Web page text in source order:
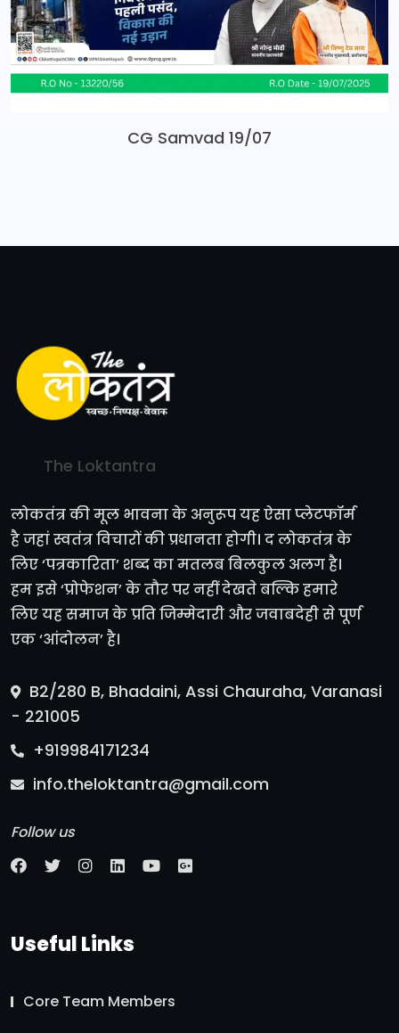
CG Samvad 19/07
The Loktantra
लोकतंत्र की मूल भावना के अनुरूप यह ऐसा प्लेटफॉर्म
है जहां स्वतंत्र विचारों की प्रधानता होगी। द लोकतंत्र के
लिए ‘पत्रकारिता’ शब्द का मतलब बिलकुल अलग है।
हम इसे ‘प्रोफेशन’ के तौर पर नहीं देखते बल्कि हमारे
लिए यह समाज के प्रति जिम्मेदारी और जवाबदेही से पूर्ण
एक ‘आंदोलन’ है।
B2/280 B, Bhadaini, Assi Chauraha, Varanasi
- 221005
+919984171234
info.theloktantra@gmail.com
Follow us
Useful Links
Core Team Members